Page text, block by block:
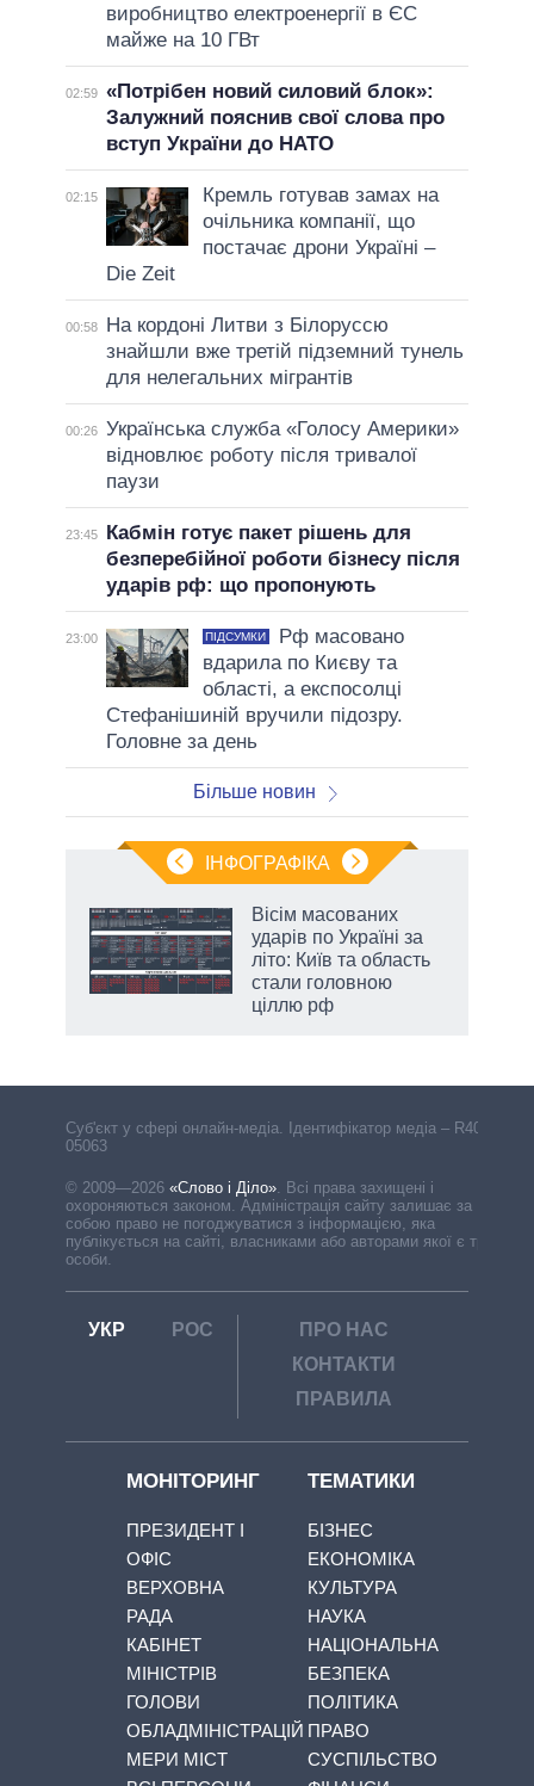
виробництво електроенергії в ЄС
майже на 10 ГВт
02:59 «Потрібен новий силовий блок»:
Залужний пояснив свої слова про
вступ України до НАТО
02:15
Кремль готував замах на
очільника компанії, що
постачає дрони Україні –
Die Zeit
00:58
На кордоні Литви з Білоруссю
знайшли вже третій підземний тунель
для нелегальних мігрантів
00:26 Українська служба «Голосу Америки»
відновлює роботу після тривалої
паузи
23:45
Кабмін готує пакет рішень для
безперебійної роботи бізнесу після
ударів рф: що пропонують
23:00 ПІДСУМКИ
Рф масовано
вдарила по Києву та
області, а експосолці
Стефанішиній вручили підозру.
Головне за день
Більше новин
ІНФОГРАФІКА
Вісім масованих
ударів по Україні за
літо: Київ та область
стали головною
ціллю рф
Cуб'єкт у сфері онлайн-медіа. Ідентифікатор медіа – R40-
05063
© 2009—2026 «Слово і Діло» Всі права захищені і
охороняються законом. Адміністрація сайту залишає за
собою право не погоджуватися з інформацією, яка
публікується на сайті, власниками або авторами якої є треті
особи.
УКР РОС
ПРО НАС
КОНТАКТИ
ПРАВИЛА
МОНІТОРИНГ
ПРЕЗИДЕНТ І
ОФІС
ВЕРХОВНА
РАДА
КАБІНЕТ
МІНІСТРІВ
ГОЛОВИ
ОБЛАДМІНІСТРАЦІЙ
МЕРИ МІСТ
ТЕМАТИКИ
БІЗНЕС
ЕКОНОМІКА
КУЛЬТУРА
НАУКА
НАЦІОНАЛЬНА
БЕЗПЕКА
ПОЛІТИКА
ПРАВО
СУСПІЛЬСТВО